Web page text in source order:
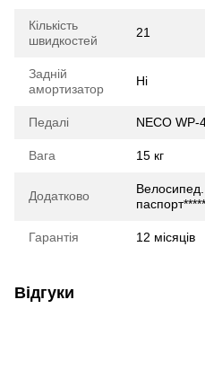
Кількість
швидкостей
21
Задній
амортизатор
Ні
Педалі NECO WP-
Вага 15 кг
Додатково
Велосипед.
паспорт*****
Гарантія 12 місяців
Відгуки